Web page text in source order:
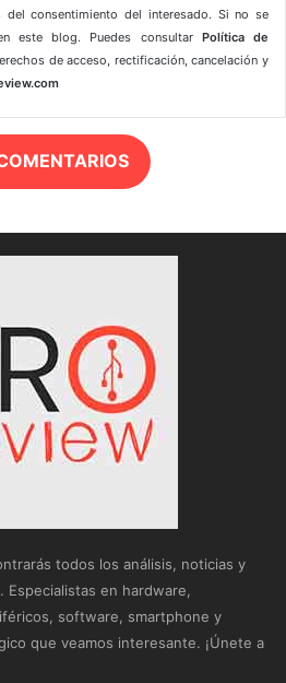
consentimiento del interesado. Si no se
este blog. Puedes consultar Política de
de acceso, rectificación, cancelación y
todos los análisis, noticias y
en hardware,
software, smartphone y
que veamos interesante. ¡Únete a